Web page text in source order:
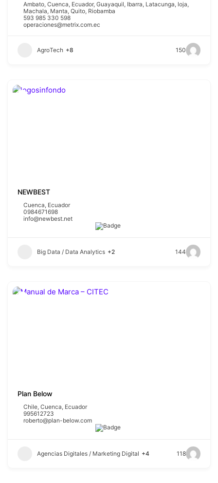
Ambato, Cuenca, Ecuador, Guayaquil, Ibarra, Latacunga, loja,
Machala, Manta, Quito, Riobamba
593 985 330 598
operaciones@metrix.com.ec
AgroTech +8 150
NEWBEST
Cuenca, Ecuador
0984671698
info@newbest.net
Big Data / Data Analytics +2 144
Plan Below
Chile, Cuenca, Ecuador
995612723
roberto@plan-below.com
Agencias Digitales / Marketing Digital +4 118